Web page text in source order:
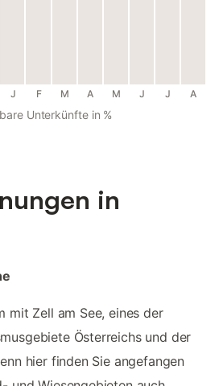
J F M A M J J A
Unterkünfte in %
in
mit Zell am See, eines der
Österreichs und der
hier finden Sie angefangen